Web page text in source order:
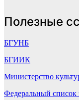
Полезные
БГУНБ
БГИИК
Министерство
Федеральный список